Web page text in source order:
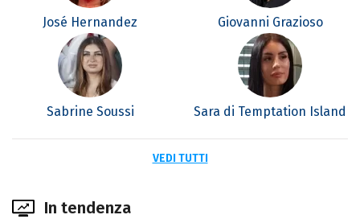
José Hernandez Giovanni Grazioso
Sabrine Soussi Sara di Temptation Island
VEDI TUTTI
In tendenza